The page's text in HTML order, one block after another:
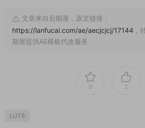
文章来自后期屋，原文链接：
https://lanfucai.com/ae/aecjcjcj/17144 ，
期屋提供AE模板代改服务
0 1
LUTS